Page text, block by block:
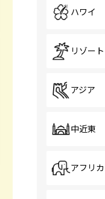
ハワイ
リゾート
アジア
中近東
アフリカ